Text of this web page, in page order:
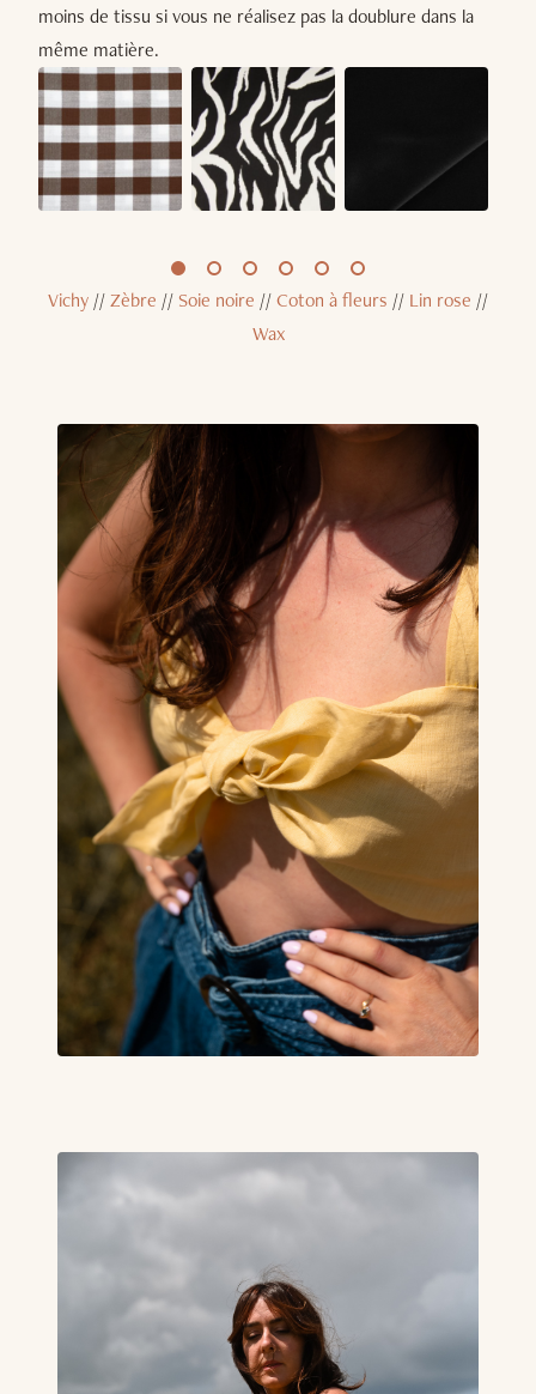
moins de tissu si vous ne réalisez pas la doublure dans la
même matière.
Vichy //Zèbre //Soie noire //Coton à fleurs // Lin rose //
Wax